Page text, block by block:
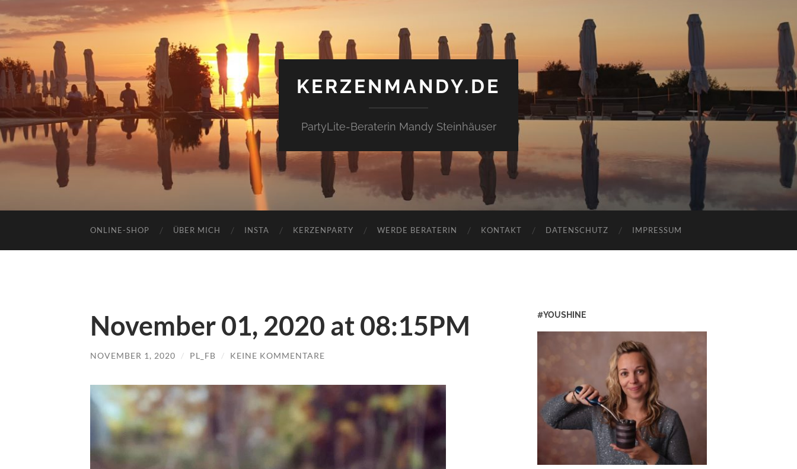
KERZENMANDY.DE
PartyLite-Beraterin Mandy Steinhäuser
ONLINE-SHOP ÜBER MICH INSTA KERZENPARTY WERDE BERATERIN KONTAKT DATENSCHUTZ IMPRESSUM
November 01, 2020 at 08:15PM
NOVEMBER 1, 2020 / PL_FB / KEINE KOMMENTARE
#YOUSHINE